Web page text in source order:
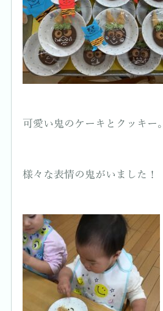
可愛い鬼のケーキとクッキー。
様々な表情の鬼がいました！